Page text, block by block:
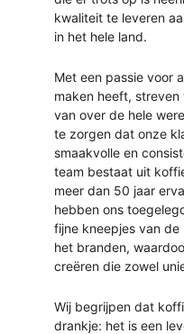
kwaliteit te leveren
in het hele land.
Met een passie voor
maken heeft,
van over de hele
te zorgen dat onze
smaakvolle en
team bestaat uit
meer dan 50 jaar
hebben ons
fijne kneepjes van
het branden,
creëren die zowel
Wij begrijpen dat
drankje: het is een